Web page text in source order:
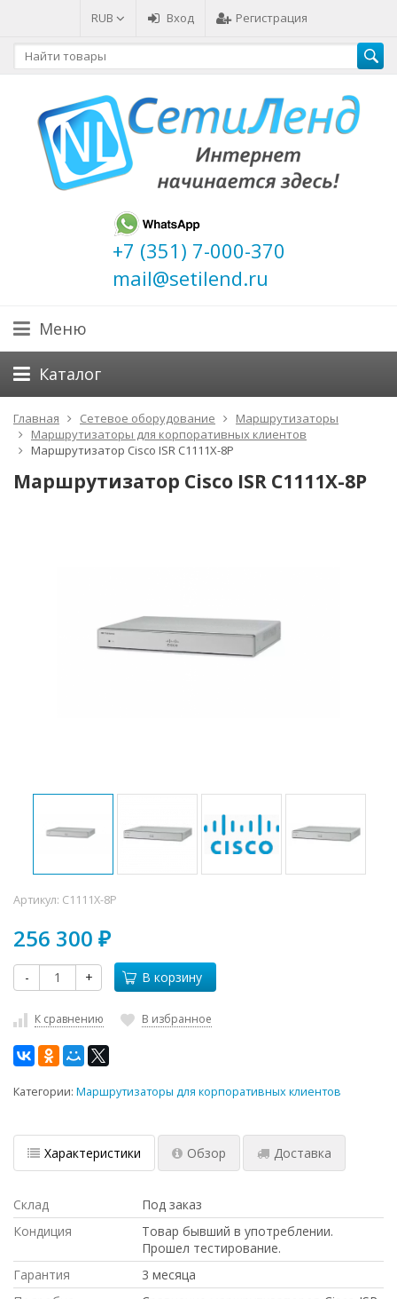
RUB Вход Регистрация
+7 (351) 7-000-370
mail@setilend.ru
Меню
Каталог
Главная Сетевое оборудование
Маршрутизаторы
Маршрутизаторы для корпоративных клиентов
Маршрутизатор Cisco ISR C1111X-8P
Маршрутизатор Cisco ISR C1111X-8P
Артикул: C1111X-8P
256 300 ₽
- + В корзину
К сравнению В избранное
Категории: Маршрутизаторы для корпоративных клиентов
Характеристики Обзор Доставка
Склад
Под заказ
Кондиция
Товар бывший в употреблении.
Прошел тестирование.
Гарантия
3 месяца